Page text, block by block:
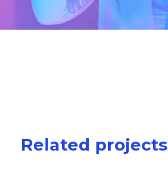
Related projects